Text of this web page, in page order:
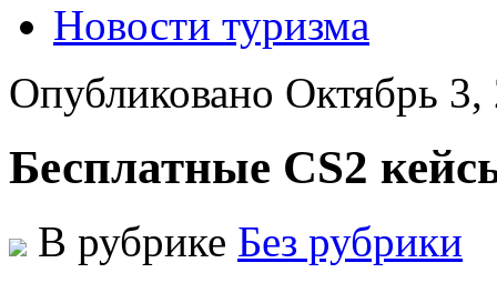
Новости туризма
Опубликовано Октябрь
Бесплатные CS2
В рубрике Без рубрики